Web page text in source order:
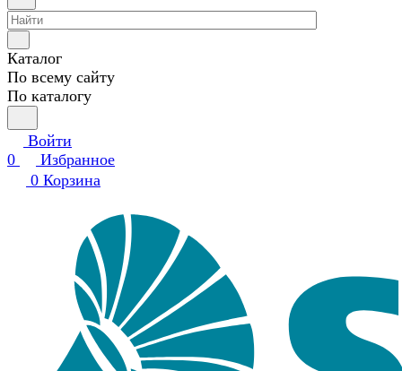
Каталог
По всему сайту
По каталогу
Войти
0
Избранное
0 Корзина